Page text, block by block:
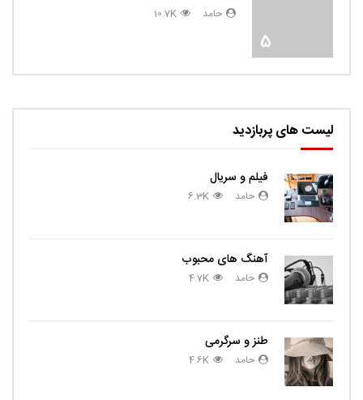
5
حامد 10.7K
لیست های پربازدید
فیلم و سریال
حامد 6.3K
آهنگ های محبوب
حامد 4.7K
طنز و سرگرمی
حامد 4.6K